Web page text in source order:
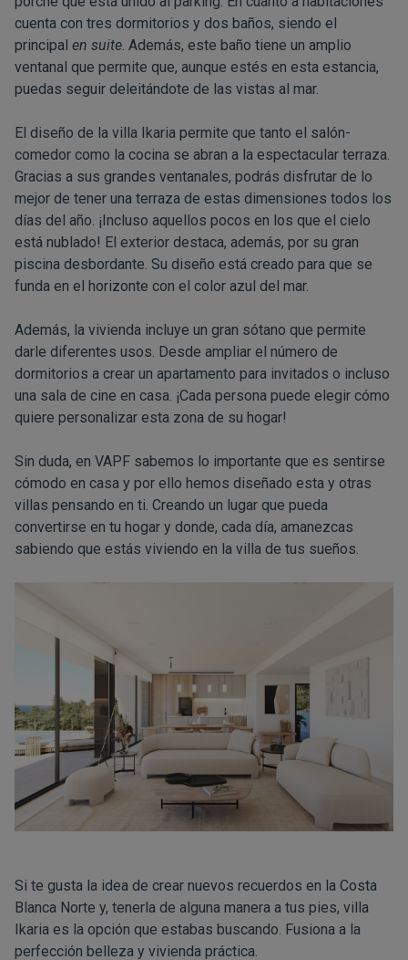
cuenta con tres dormitorios y dos baños, siendo el
principal en suite. Además, este baño tiene un amplio
ventanal que permite que, aunque estés en esta estancia,
puedas seguir deleitándote de las vistas al mar.
El diseño de la villa Ikaria permite que tanto el salón-
comedor como la cocina se abran a la espectacular terraza.
Gracias a sus grandes ventanales, podrás disfrutar de lo
mejor de tener una terraza de estas dimensiones todos los
días del año. ¡Incluso aquellos pocos en los que el cielo
está nublado! El exterior destaca, además, por su gran
piscina desbordante. Su diseño está creado para que se
funda en el horizonte con el color azul del mar.
Además, la vivienda incluye un gran sótano que permite
darle diferentes usos. Desde ampliar el número de
dormitorios a crear un apartamento para invitados o incluso
una sala de cine en casa. ¡Cada persona puede elegir cómo
quiere personalizar esta zona de su hogar!
Sin duda, en VAPF sabemos lo importante que es sentirse
cómodo en casa y por ello hemos diseñado esta y otras
villas pensando en ti. Creando un lugar que pueda
convertirse en tu hogar y donde, cada día, amanezcas
sabiendo que estás viviendo en la villa de tus sueños.
Si te gusta la idea de crear nuevos recuerdos en la Costa
Blanca Norte y, tenerla de alguna manera a tus pies, villa
Ikaria es la opción que estabas buscando. Fusiona a la
perfección belleza y vivienda práctica.